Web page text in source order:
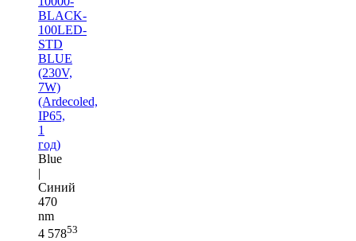
BLACK-
100LED-
STD
BLUE
(230V,
7W)
(Ardecoled,
IP65,
1
год)
Blue
|
Синий
470
nm
4 57853